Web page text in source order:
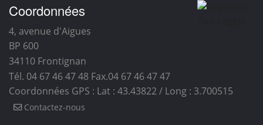
Coordonnées
4, avenue d'Aigues
BP 600
34110 Frontignan
Tél. 04 67 46 47 48 Fax.04 67 46 47 47
Coordonnées GPS : Lat : 43.43822 / Long : 3.700515
Contactez-nous